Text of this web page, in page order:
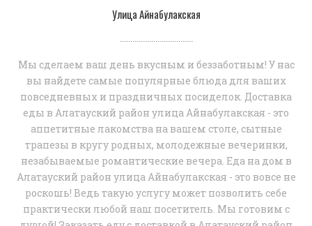
Улица Айнабулакская
Мы сделаем ваш день вкусным и беззаботным! У нас
вы найдете самые популярные блюда для ваших
повседневных и праздничных посиделок. Доставка
еды в Алатауский район улица Айнабулакская - это
аппетитные лакомства на вашем столе, сытные
трапезы в кругу родных, молодежные вечеринки,
незабываемые романтические вечера. Еда на дом в
Алатауский район улица Айнабулакская - это вовсе не
роскошь! Ведь такую услугу может позволить себе
практически любой наш посетитель. Мы готовим с